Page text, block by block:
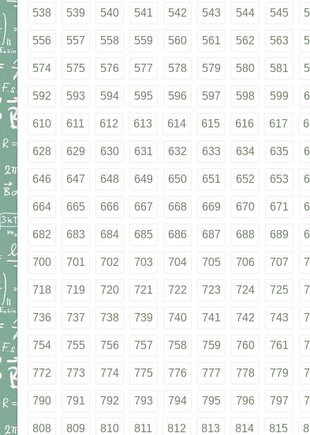
538 539 540 541 542 543 544 545
556 557 558 559 560 561 562 563
574 575 576 577 578 579 580 581
592 593 594 595 596 597 598 599
610 611 612 613 614 615 616 617
628 629 630 631 632 633 634 635
646 647 648 649 650 651 652 653
664 665 666 667 668 669 670 671
682 683 684 685 686 687 688 689
700 701 702 703 704 705 706 707
718 719 720 721 722 723 724 725
736 737 738 739 740 741 742 743
754 755 756 757 758 759 760 761
772 773 774 775 776 777 778 779
790 791 792 793 794 795 796 797
808 809 810 811 812 813 814 815